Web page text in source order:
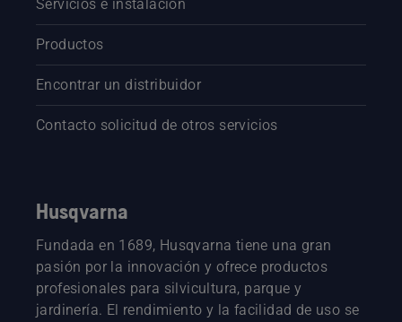
Servicios e instalación
Productos
Encontrar un distribuidor
Contacto solicitud de otros servicios
Husqvarna
Fundada en 1689, Husqvarna tiene una gran
pasión por la innovación y ofrece productos
profesionales para silvicultura, parque y
jardinería. El rendimiento y la facilidad de uso se